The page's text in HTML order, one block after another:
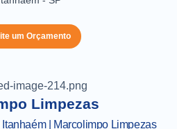
um Orçamento
Limpezas
| Marcolimpo Limpezas